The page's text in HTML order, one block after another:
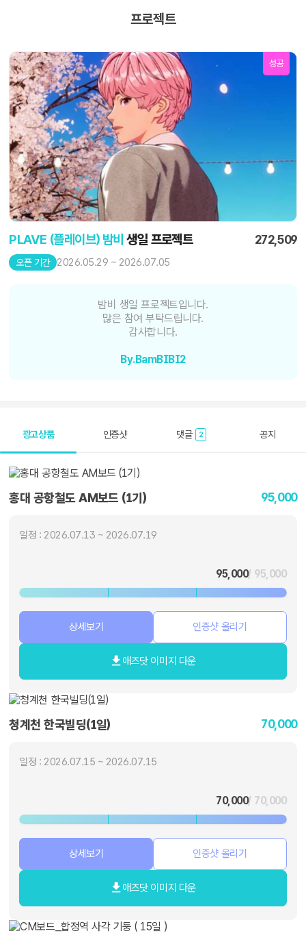
프로젝트
성공
PLAVE (플레이브) 밤비 생일 프로젝트 272,509
오픈 기간 2026.05.29 ~ 2026.07.05
밤비 생일 프로젝트입니다.
많은 참여 부탁드립니다.
감사합니다.
By.BamBIBI2
광고상품 인증샷 댓글 2 공지
홍대 공항철도 AM보드 (1기) 95,000
일정 : 2026.07.13 ~ 2026.07.19
95,000/ 95,000
상세보기 인증샷 올리기
애즈닷 이미지 다운
청계천 한국빌딩(1일) 70,000
일정 : 2026.07.15 ~ 2026.07.15
70,000/ 70,000
상세보기 인증샷 올리기
애즈닷 이미지 다운